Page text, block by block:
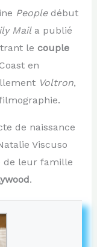
Peopledébut
Maila publié
le couple
en
Voltron,
de naissance
Viscuso
de leur famille
.